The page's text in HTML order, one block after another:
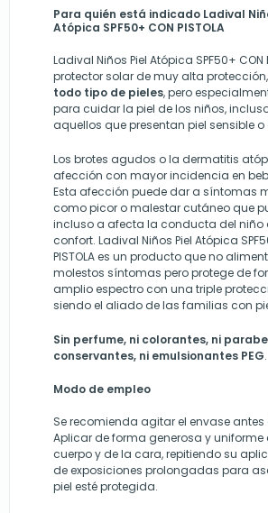
Para quién está indicado Ladival
Atópica SPF50+ CON PISTOLA
Ladival Niños Piel Atópica SPF50+ CON
protector solar de muy alta protección,
todo tipo de pieles, pero
para cuidar la piel de los niños,
aquellos que presentan piel sensible
Los brotes agudos o la dermatitis
afección con mayor incidencia en
Esta afección puede dar a síntomas
como picor o malestar cutáneo que
incluso a afecta la conducta del niño
confort. Ladival Niños Piel Atópica
PISTOLA es un producto que no
molestos síntomas pero protege de
amplio espectro con una triple
siendo el aliado de las familias con
Sin perfume, ni colorantes, ni
conservantes, ni emulsionantes PEG.
Modo de empleo
Se recomienda agitar el envase antes
Aplicar de forma generosa y uniforme
cuerpo y de la cara, repitiendo su
de exposiciones prolongadas para
piel esté protegida.